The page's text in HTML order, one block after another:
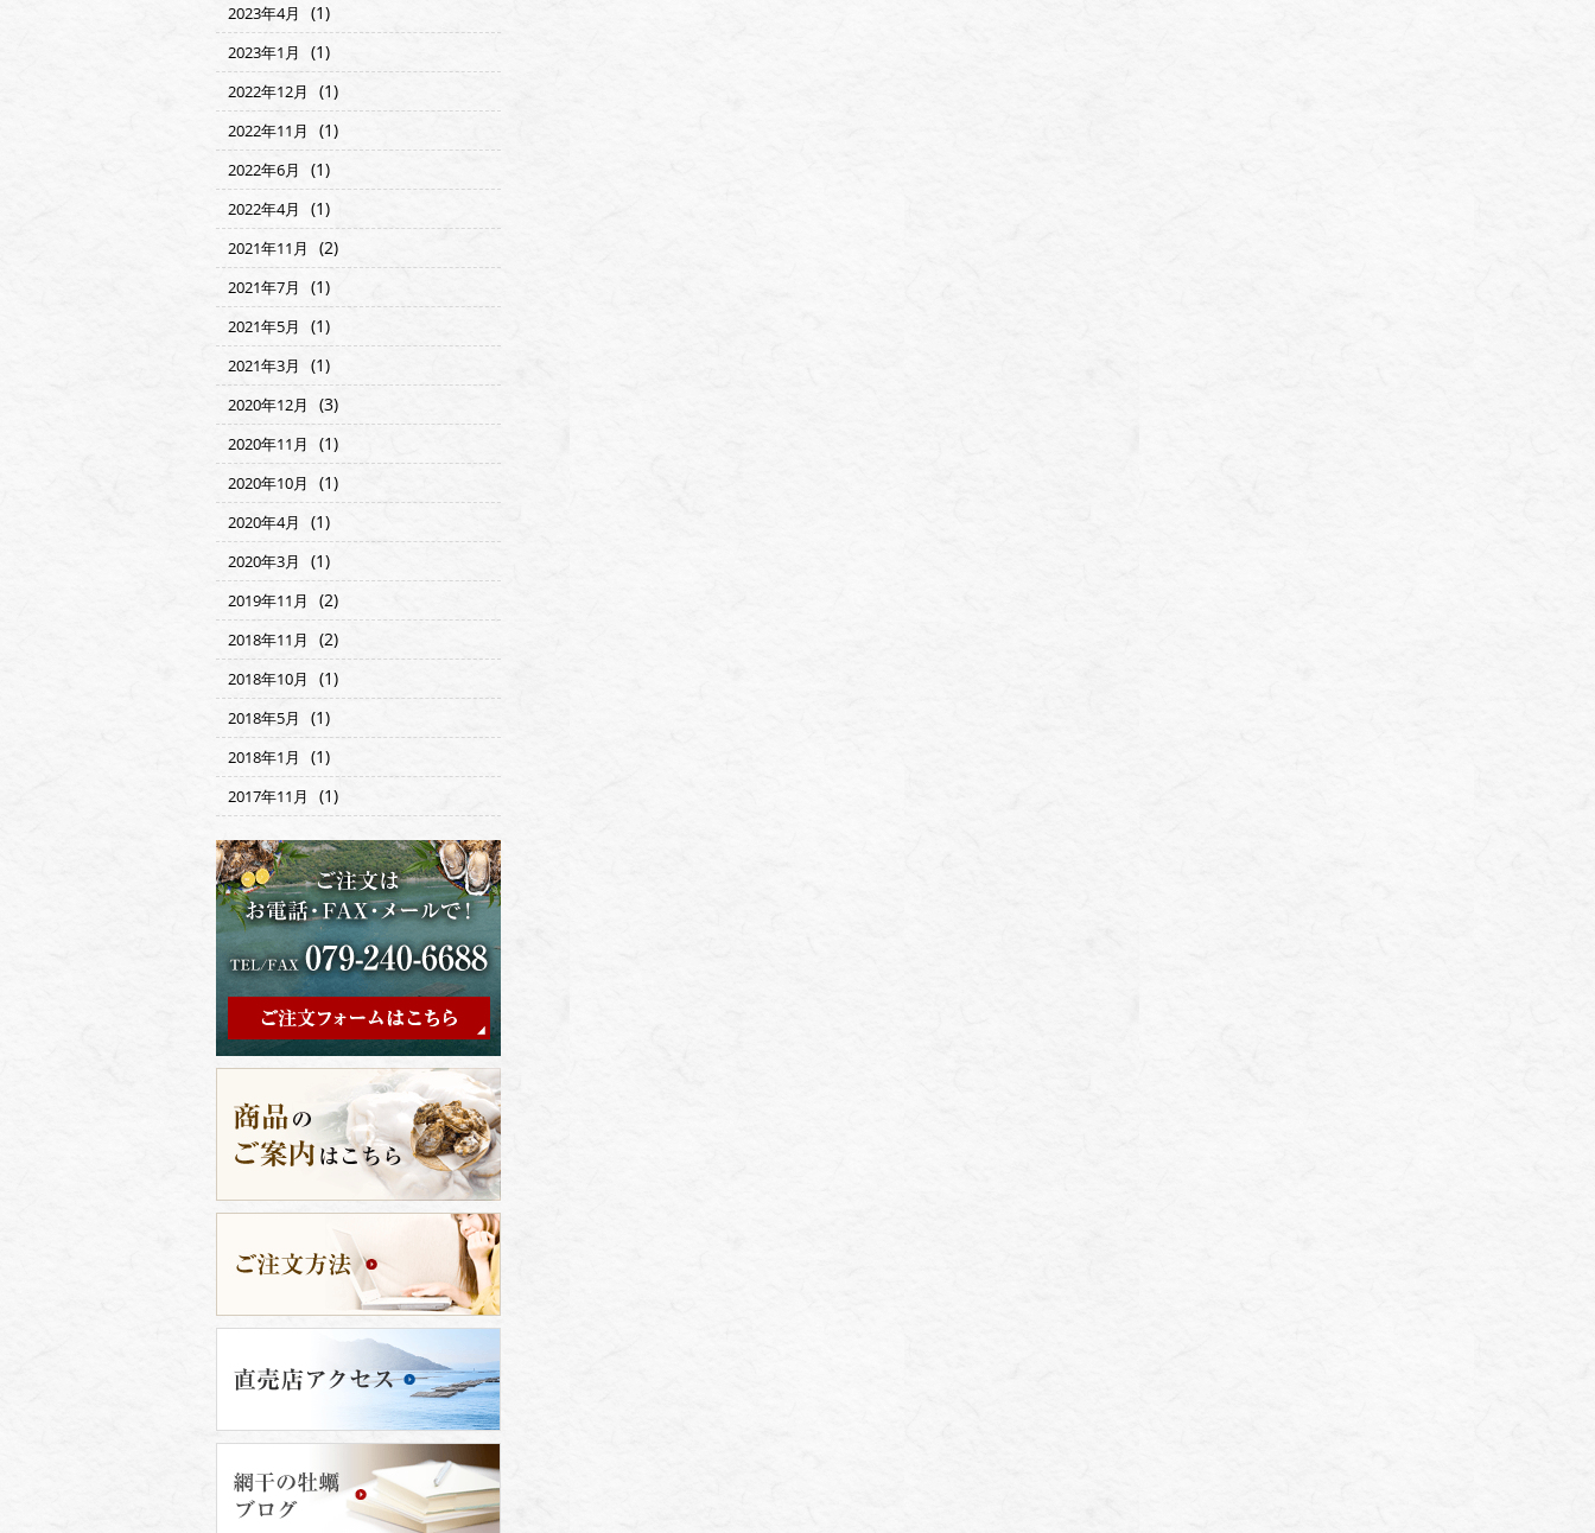
2023年4月 (1)
2023年1月 (1)
2022年12月 (1)
2022年11月 (1)
2022年6月 (1)
2022年4月 (1)
2021年11月 (2)
2021年7月 (1)
2021年5月 (1)
2021年3月 (1)
2020年12月 (3)
2020年11月 (1)
2020年10月 (1)
2020年4月 (1)
2020年3月 (1)
2019年11月 (2)
2018年11月 (2)
2018年10月 (1)
2018年5月 (1)
2018年1月 (1)
2017年11月 (1)